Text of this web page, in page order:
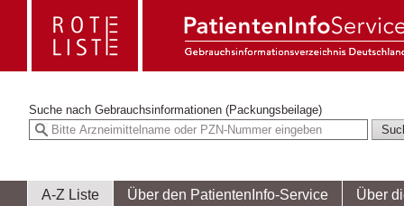
Suche nach Gebrauchsinformationen (Packungsbeilage)
A-Z Liste Über den PatientenInfo-Service Über